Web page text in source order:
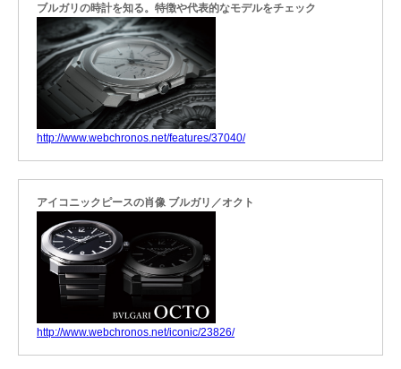
ブルガリの時計を知る。特徴や代表的なモデルをチェック
http://www.webchronos.net/features/37040/
アイコニックピースの肖像 ブルガリ／オクト
http://www.webchronos.net/iconic/23826/